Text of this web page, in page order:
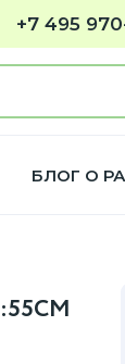
+7 495
БЛОГ О